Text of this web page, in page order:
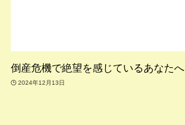
倒産危機で絶望を感じているあなたへ
2024年12月13日